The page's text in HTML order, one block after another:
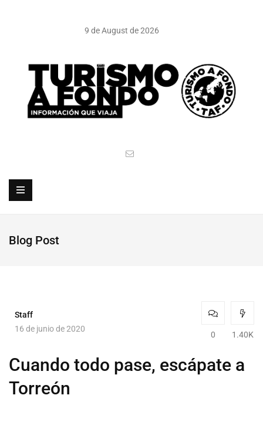
9 de August de 2026
Blog Post
Staff
16 de junio de 2020
0 1.40K
Cuando todo pase, escápate a
Torreón